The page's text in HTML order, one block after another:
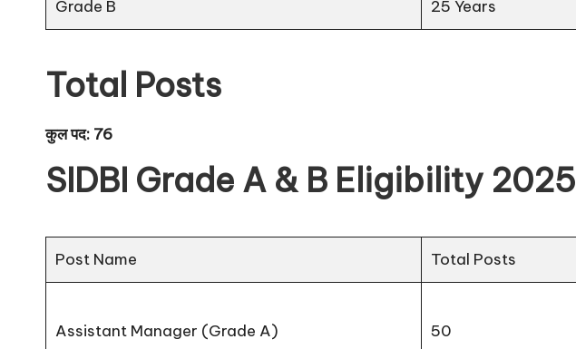
Grade B 25 Years
Total Posts
कुल पद: 76
SIDBI Grade A & B Eligibility 2025
Post Name Total Posts
Assistant Manager (Grade A) 50